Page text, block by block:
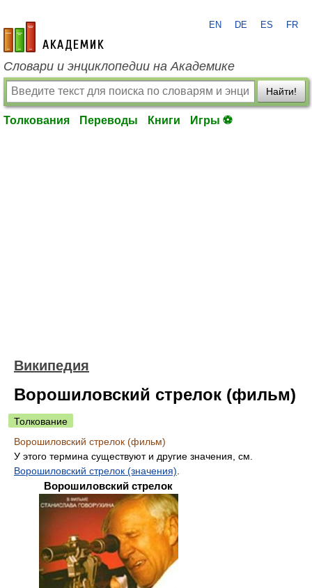
academic.ru
EN DE ES FR
Словари и энциклопедии на Академике
Найти!
Толкования Переводы Книги Игры ⚽
Википедия
Ворошиловский стрелок (фильм)
Толкование
Ворошиловский стрелок (фильм)
У этого термина существуют и другие значения, см.
Ворошиловский стрелок (значения)
Ворошиловский стрелок